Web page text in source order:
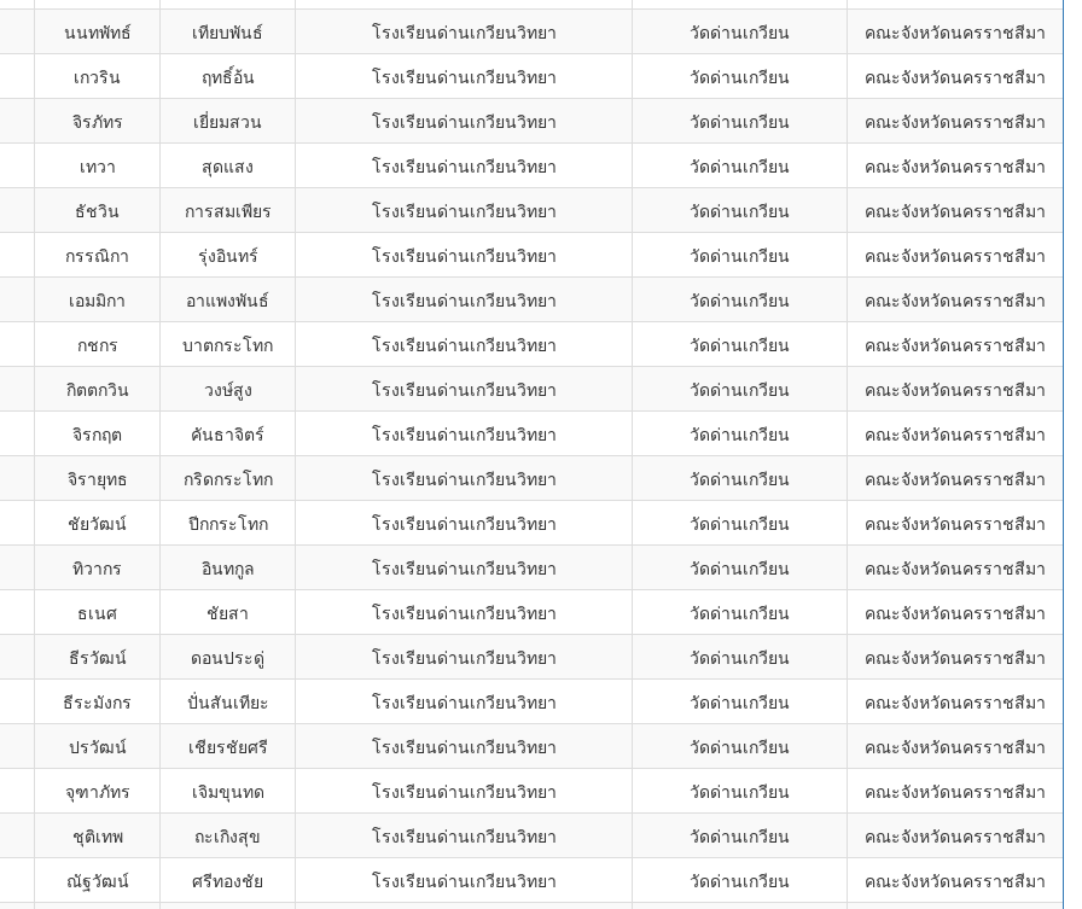
นนทพัทธ์
เทียบพันธ์ โรงเรียนด่านเกวียนวิทยา วัดด่านเกวียน
คณะจังหวัดนครราชสีมา
เกวริน
ฤทธิ์อ้น โรงเรียนด่านเกวียนวิทยา วัดด่านเกวียน
คณะจังหวัดนครราชสีมา
จิรภัทร
เยี่ยมสวน โรงเรียนด่านเกวียนวิทยา วัดด่านเกวียน
คณะจังหวัดนครราชสีมา
เทวา
สุดแสง โรงเรียนด่านเกวียนวิทยา วัดด่านเกวียน
คณะจังหวัดนครราชสีมา
ธัชวิน
การสมเพียร โรงเรียนด่านเกวียนวิทยา วัดด่านเกวียน
คณะจังหวัดนครราชสีมา
กรรณิกา
รุ่งอินทร์ โรงเรียนด่านเกวียนวิทยา วัดด่านเกวียน
คณะจังหวัดนครราชสีมา
เอมมิกา
อาแพงพันธ์ โรงเรียนด่านเกวียนวิทยา วัดด่านเกวียน
คณะจังหวัดนครราชสีมา
กชกร
บาตกระโทก โรงเรียนด่านเกวียนวิทยา วัดด่านเกวียน
คณะจังหวัดนครราชสีมา
กิตตกวิน
วงษ์สูง โรงเรียนด่านเกวียนวิทยา วัดด่านเกวียน
คณะจังหวัดนครราชสีมา
จิรกฤต
คันธาจิตร์ โรงเรียนด่านเกวียนวิทยา วัดด่านเกวียน
คณะจังหวัดนครราชสีมา
จิรายุทธ
กริดกระโทก โรงเรียนด่านเกวียนวิทยา วัดด่านเกวียน
คณะจังหวัดนครราชสีมา
ชัยวัฒน์
ปีกกระโทก โรงเรียนด่านเกวียนวิทยา วัดด่านเกวียน
คณะจังหวัดนครราชสีมา
ทิวากร
อินทกูล โรงเรียนด่านเกวียนวิทยา วัดด่านเกวียน
คณะจังหวัดนครราชสีมา
ธเนศ
ชัยสา โรงเรียนด่านเกวียนวิทยา วัดด่านเกวียน
คณะจังหวัดนครราชสีมา
ธีรวัฒน์
ดอนประดู่ โรงเรียนด่านเกวียนวิทยา วัดด่านเกวียน
คณะจังหวัดนครราชสีมา
ธีระมังกร
ปั่นสันเทียะ โรงเรียนด่านเกวียนวิทยา วัดด่านเกวียน
คณะจังหวัดนครราชสีมา
ปรวัฒน์
เชียรชัยศรี โรงเรียนด่านเกวียนวิทยา วัดด่านเกวียน
คณะจังหวัดนครราชสีมา
จุฑาภัทร
เจิมขุนทด โรงเรียนด่านเกวียนวิทยา วัดด่านเกวียน
คณะจังหวัดนครราชสีมา
ชุติเทพ
ถะเกิงสุข โรงเรียนด่านเกวียนวิทยา วัดด่านเกวียน
คณะจังหวัดนครราชสีมา
ณัฐวัฒน์
ศรีทองชัย โรงเรียนด่านเกวียนวิทยา วัดด่านเกวียน คณะจังหวัดนครราชสีมา